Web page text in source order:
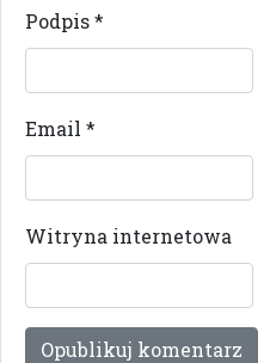
Podpis*
Email *
Witryna internetowa